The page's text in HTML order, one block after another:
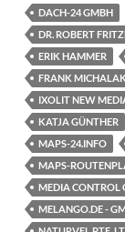
DACH-24 GMBH
DR. ROBERT
ERIK HAMMER
FRANK MICHALAK
IXOLIT NEW
KATJA GÜNTHER
MAPS-24.INFO
MAPS-
MEDIA CONTROL
MELANGO.DE -